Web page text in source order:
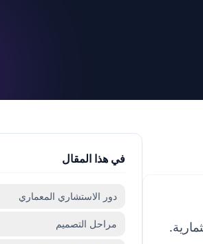
في هذا المقال
دور الاستشاري المعماري
مراحل التصميم